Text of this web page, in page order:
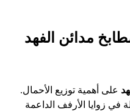
مدائن الفهد
على أهمية توزيع الأحمال.
في زوايا الأرفف الداعمة